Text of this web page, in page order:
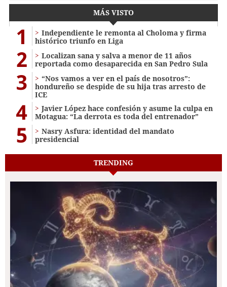
MÁS VISTO
1
Independiente le remonta al Choloma y firma
histórico triunfo en Liga
2
Localizan sana y salva a menor de 11 años
reportada como desaparecida en San Pedro Sula
3
“Nos vamos a ver en el país de nosotros”:
hondureño se despide de su hija tras arresto de
ICE
4
Javier López hace confesión y asume la culpa en
Motagua: “La derrota es toda del entrenador”
5
Nasry Asfura: identidad del mandato
presidencial
TRENDING